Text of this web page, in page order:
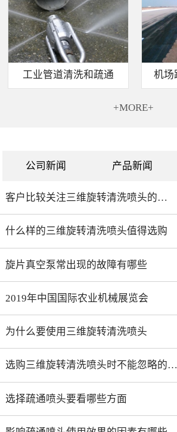
工业管道清洗和疏通
+MORE+
公司新闻 产品新闻
客户比较关注三维旋转清洗喷头的哪些方面
什么样的三维旋转清洗喷头值得选购
旋片真空泵常出现的故障有哪些
2019年中国国际农业机械展览会
为什么要使用三维旋转清洗喷头
选购三维旋转清洗喷头时不能忽略的事项有哪些
选择疏通喷头要看哪些方面